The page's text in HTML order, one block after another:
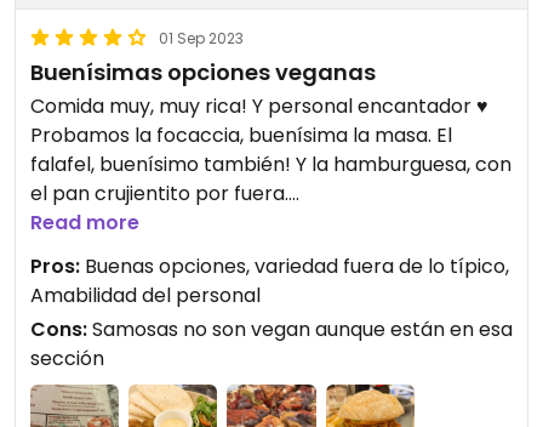
01 Sep 2023
Buenísimas opciones veganas
Comida muy, muy rica! Y personal encantador ♥️
Probamos la focaccia, buenísima la masa. El
falafel, buenísimo también! Y la hamburguesa, con
el pan crujientito por fuera.
Las samosas aunque están en el apartado vegano,
nos dijeron que llevaban mantequilla, así que no
las pedimos
Updated from previous review on 2023-09-01
Read more
Pros: Buenas opciones, variedad fuera de lo típico,
Amabilidad del personal
Cons:Samosas no son vegan aunque están en esa
sección